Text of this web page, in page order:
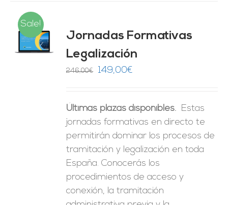
Sale!
Jornadas Formativas
Legalización
246,00€
El
era:
246,00€.
149,00€
es:
149,00€.
Últimas plazas disponibles. Estas
jornadas formativas en directo te
permitirán dominar los procesos de
tramitación y legalización en toda
España. Conocerás los
procedimientos de acceso y
conexión, la tramitación